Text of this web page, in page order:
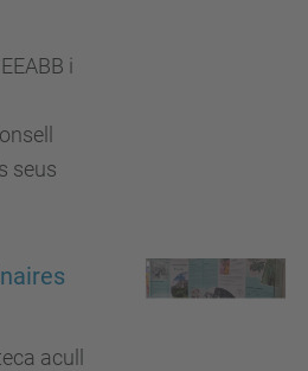
i
seus
acull